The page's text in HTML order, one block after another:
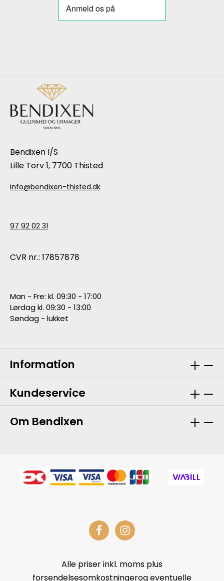
Bendixen I/S
Lille Torv 1, 7700 Thisted
info@bendixen-thisted.dk
97 92 02 31
CVR nr.: 17857878
Man - Fre: kl. 09:30 - 17:00
Lørdag kl. 09:30 - 13:00
Søndag - lukket
Information
Kundeservice
Om Bendixen
Alle priser inkl. moms plus
forsendelsesomkostningerog eventuelle